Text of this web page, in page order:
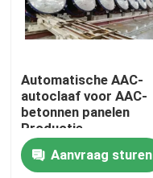
Over ons
Fabriekstocht
Kwaliteitscontrole
Automatische AAC-
autoclaaf voor AAC-
betonnen panelen
Productie
dienstverlener
Aanvraag sturen